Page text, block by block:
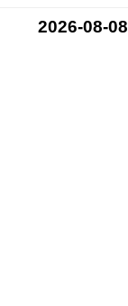
2026-08-08